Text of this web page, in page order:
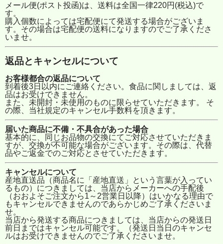
メール便(ポスト投函)は、送料は全国一律220円(税込)で
す。
購入個数によっては宅配便にて発送する場合がございま
す。その場合は宅配便の送料になりますのでご了承くださ
いませ。
返品とキャンセルについて
お客様都合の返品について
到着後3日以内にご連絡ください。食品に関しましては、返
品はお受けできません。
また、未開封・未使用のものに限らせていただきます。 そ
の際、当社規定のキャンセル手数料を頂きます。
届いた商品に不備・不具合があった場合
基本的に、同じお品物の交換にてご対応させていただきま
すが、交換が不可能な場合がございます。その際は、代替
品やご返金でのご対応とさせていただきます。
キャンセルについて
産地直送品（商品名に「産地直送」という言葉が入ってい
るもの）につきましては、当店からメーカーへの手配後
（おおよそご注文から1～2営業日以降）はいかなる理由で
もキャンセルできませんのであらかじめご了承くださいま
せ。
当店から発送する商品につきましては、当店からの発送日
前日まではキャンセル可能です。（発送日当日のキャンセ
ルはお受けできませんのでご了承くださいませ。